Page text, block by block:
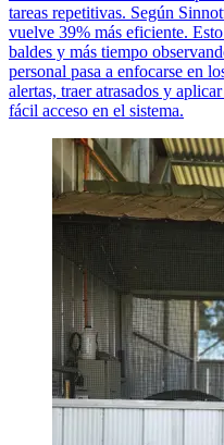
tareas repetitivas. Según
vuelve 39% más eficiente.
baldes y más tiempo
personal pasa a enfocarse en
alertas, traer atrasados y
fácil acceso en el sistema.